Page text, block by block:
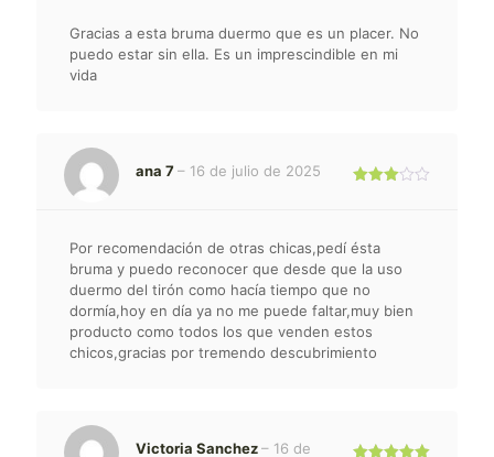
Gracias a esta bruma duermo que es un placer. No
puedo estar sin ella. Es un imprescindible en mi
vida
ana 7– 16 de julio de 2025
Por recomendación de otras chicas,pedí ésta
bruma y puedo reconocer que desde que la uso
duermo del tirón como hacía tiempo que no
dormía,hoy en día ya no me puede faltar,muy bien
producto como todos los que venden estos
chicos,gracias por tremendo descubrimiento
Victoria Sanchez– 16 de